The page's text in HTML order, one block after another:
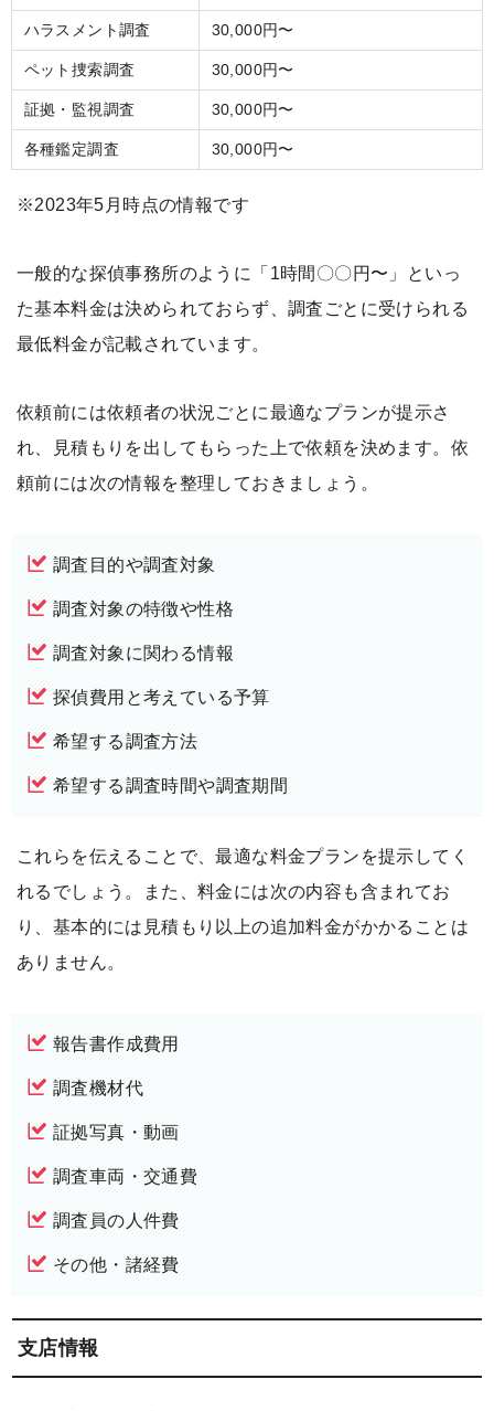
ハラスメント調査 30,000円〜
ペット捜索調査 30,000円〜
証拠・監視調査 30,000円〜
各種鑑定調査 30,000円〜
※2023年5月時点の情報です
一般的な探偵事務所のように「1時間〇〇円〜」といっ
た基本料金は決められておらず、調査ごとに受けられる
最低料金が記載されています。
依頼前には依頼者の状況ごとに最適なプランが提示さ
れ、見積もりを出してもらった上で依頼を決めます。依
頼前には次の情報を整理しておきましょう。
調査目的や調査対象
調査対象の特徴や性格
調査対象に関わる情報
探偵費用と考えている予算
希望する調査方法
希望する調査時間や調査期間
これらを伝えることで、最適な料金プランを提示してく
れるでしょう。また、料金には次の内容も含まれてお
り、基本的には見積もり以上の追加料金がかかることは
ありません。
報告書作成費用
調査機材代
証拠写真・動画
調査車両・交通費
調査員の人件費
その他・諸経費
支店情報